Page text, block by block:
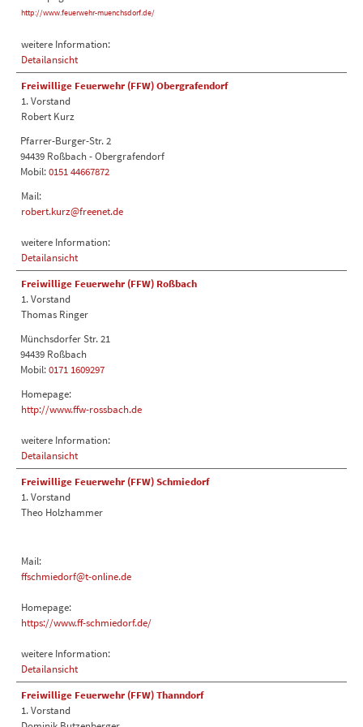
http://www.feuerwehr-muenchsdorf.de/
weitere Information:
Detailansicht
Freiwillige Feuerwehr (FFW) Obergrafendorf
1. Vorstand
Robert Kurz
Pfarrer-Burger-Str. 2
94439 Roßbach - Obergrafendorf
Mobil:0151 44667872
Mail:
robert.kurz@freenet.de
weitere Information:
Detailansicht
Freiwillige Feuerwehr (FFW) Roßbach
1. Vorstand
Thomas Ringer
Münchsdorfer Str. 21
94439 Roßbach
Mobil:0171 1609297
Homepage:
http://www.ffw-rossbach.de
weitere Information:
Detailansicht
Freiwillige Feuerwehr (FFW) Schmiedorf
1. Vorstand
Theo Holzhammer
Mail:
ffschmiedorf@t-online.de
Homepage:
https://www.ff-schmiedorf.de/
weitere Information:
Detailansicht
Freiwillige Feuerwehr (FFW) Thanndorf
1. Vorstand